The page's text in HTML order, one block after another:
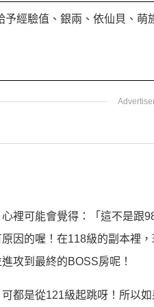
予經驗值、銀兩、依仙貝、萌
裡可能會覺得：「這不是
因的喔！在118級的副本裡
攻到最終的BOSS房呢！
都是從121級起跳呀！所以